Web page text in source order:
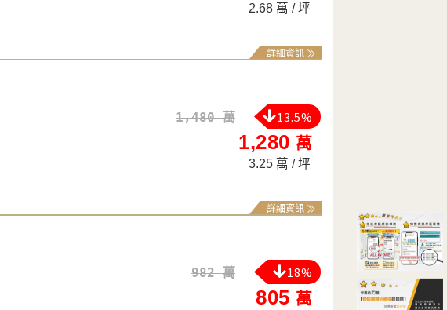
2.68 萬 / 坪
詳細資訊
1,480 萬 13.5%
1,280 萬
3.25 萬 / 坪
詳細資訊
982 萬 18%
805 萬